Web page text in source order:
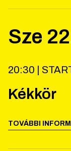
Sze 22
20:30 |
Kékkör
TOVÁBBI